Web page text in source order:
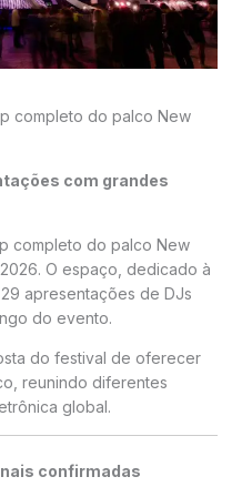
completo do palco New
com grandes
completo do palco New
O espaço, dedicado à
apresentações de DJs
do evento.
do festival de oferecer
reunindo diferentes
global.
confirmadas